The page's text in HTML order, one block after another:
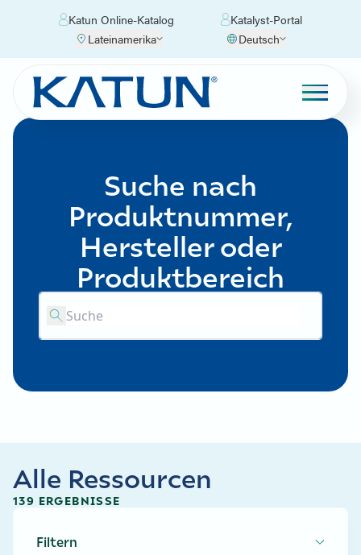
Katun Online-Katalog
Katalyst-Portal
Lateinamerika
Deutsch
Suche nach
Produktnummer,
Hersteller oder
Produktbereich
Alle Ressourcen
139 ERGEBNISSE
Filtern